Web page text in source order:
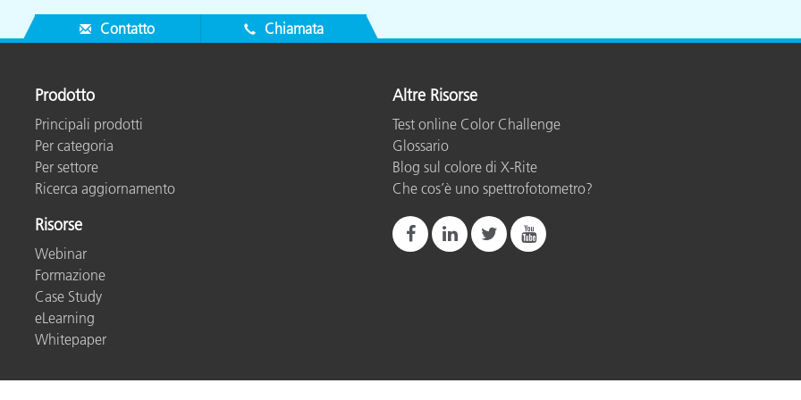
Contatto Chiamata
Prodotto
Principali prodotti
Per categoria
Per settore
Ricerca aggiornamento
Risorse
Webinar
Formazione
Case Study
eLearning
Whitepaper
Altre Risorse
Test online Color Challenge
Glossario
Blog sul colore di X-Rite
Che cos’è uno spettrofotometro?